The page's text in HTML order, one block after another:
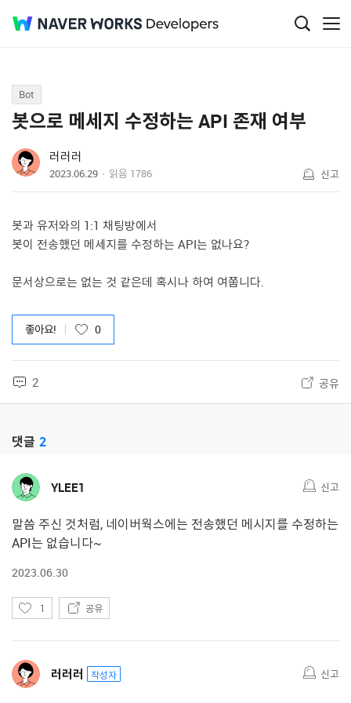
Q&A
Bot
봇으로 메세지 수정하는 API 존재 여부
러러러
2023.06.29 읽음 1786 신고
봇과 유저와의 1:1 채팅방에서
봇이 전송했던 메세지를 수정하는 API는 없나요?
문서상으로는 없는 것 같은데 혹시나 하여 여쭙니다.
좋아요! 0
2 공유
댓글 2
YLEE1 신고
말씀 주신 것처럼, 네이버웍스에는 전송했던 메시지를 수정하는
API는 없습니다~
2023.06.30
좋
1 공유
러러러 작성자 신고